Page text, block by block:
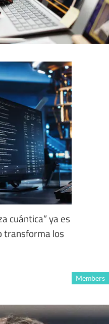
cuántica” ya es
transforma los
Members